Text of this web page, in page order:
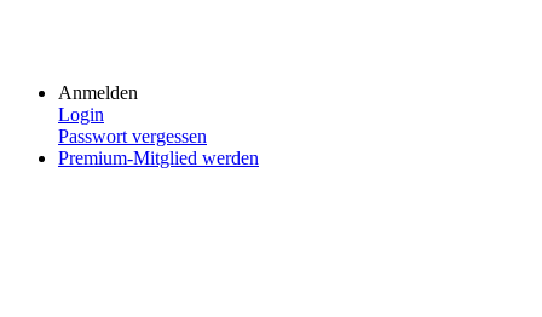
Anmelden
Login
Passwort vergessen
Premium-Mitglied werden